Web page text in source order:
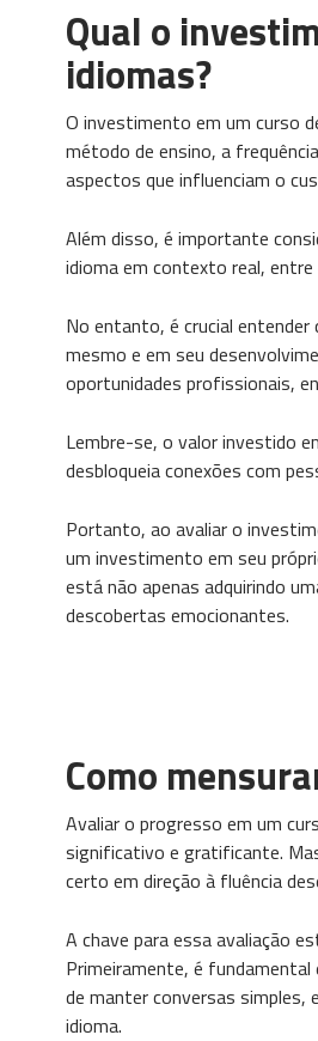
Qual o
idiomas?
O investimento em um curso
método de ensino, a
aspectos que influenciam o
Além disso, é importante
idioma em contexto real,
No entanto, é crucial
mesmo e em seu
oportunidades profissionais,
Lembre-se, o valor investido
desbloqueia conexões com
Portanto, ao avaliar o
um investimento em seu
está não apenas adquirindo
descobertas emocionantes.
Como
Avaliar o progresso em um
significativo e gratificante.
certo em direção à fluência
A chave para essa avaliação
Primeiramente, é fundamental
de manter conversas
idioma.